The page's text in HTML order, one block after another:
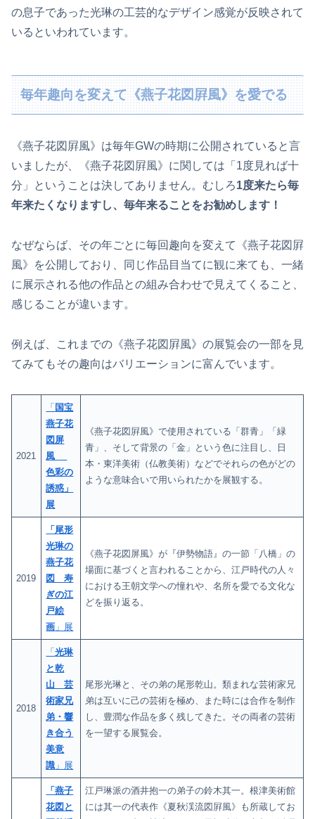
の息子であった光琳の工芸的なデザイン感覚が反映されて
いるといわれています。
毎年趣向を変えて《燕子花図屛風》を愛でる
《燕子花図屛風》は毎年GWの時期に公開されていると言
いましたが、《燕子花図屛風》に関しては「1度見れば十
分」ということは決してありません。むしろ1度来たら毎
年来たくなりますし、毎年来ることをお勧めします！
なぜならば、その年ごとに毎回趣向を変えて《燕子花図屛
風》を公開しており、同じ作品目当てに観に来ても、一緒
に展示される他の作品との組み合わせで見えてくること、
感じることが違います。
例えば、これまでの《燕子花図屛風》の展覧会の一部を見
てみてもその趣向はバリエーションに富んでいます。
2021
「 国宝
燕子花
図屏
風
色彩の
誘惑」
展
《燕子花図屛風》で使用されている「群青」「緑
青」、そして背景の「金」という色に注目し、日
本・東洋美術（仏教美術）などでそれらの色がどの
ような意味合いで用いられたかを展観する。
2019
「尾形
光琳の
燕子花
図 寿
ぎの江
戸絵
画 」展
《燕子花図屏風》が『伊勢物語』の一節「八橋」の
場面に基づくと言われることから、江戸時代の人々
における王朝文学への憧れや、名所を愛でる文化な
どを振り返る。
2018
「光琳
と乾
山 芸
術家兄
弟・響
き合う
美意
識 」展
尾形光琳と、その弟の尾形乾山。類まれな芸術家兄
弟は互いに己の芸術を極め、また時には合作を制作
し、豊潤な作品を多く残してきた。その両者の芸術
を一望する展覧会。
「燕子
花図と
江戸琳派の酒井抱一の弟子の鈴木其一。根津美術館
には其一の代表作《夏秋渓流図屛風》も所蔵してお